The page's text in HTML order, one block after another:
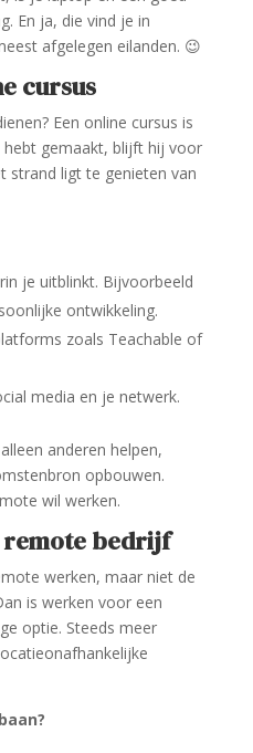
En ja, die vind je in
afgelegen eilanden. 😉
cursus
Een online cursus is
hebt gemaakt, blijft hij voor
strand ligt te genieten van
je uitblinkt. Bijvoorbeeld
ontwikkeling.
zoals Teachable of
media en je netwerk.
anderen helpen,
opbouwen.
wil werken.
remote bedrijf
werken, maar niet de
is werken voor een
optie. Steeds meer